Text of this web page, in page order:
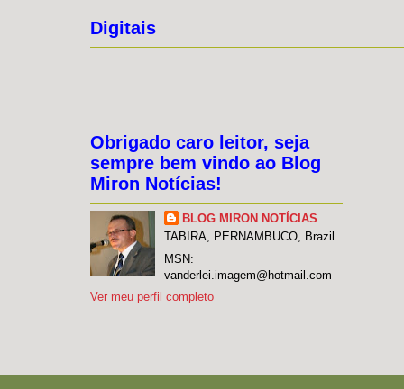
Digitais
Obrigado caro leitor, seja
sempre bem vindo ao Blog
Miron Notícias!
BLOG MIRON NOTÍCIAS
TABIRA, PERNAMBUCO, Brazil
MSN:
vanderlei.imagem@hotmail.com
Ver meu perfil completo